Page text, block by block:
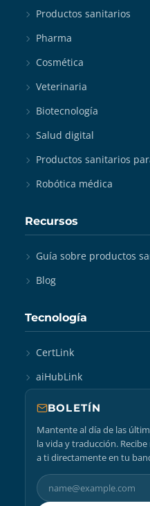
Productos sanitarios
Pharma
Cosmética
Veterinaria
Biotecnología
Salud digital
Productos sanitarios
Robótica médica
Recursos
Guía sobre productos
Blog
Tecnología
CertLink
aiHubLink
BOLETÍN
Mantente al día de las
la vida y traducción.
a ti directamente en tu